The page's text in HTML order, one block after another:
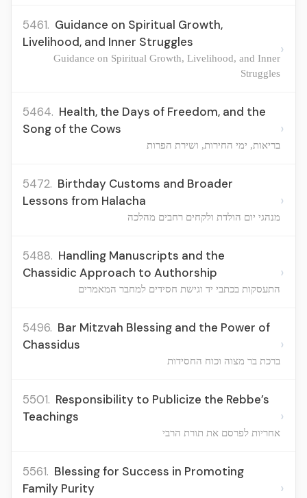
5461. Guidance on Spiritual Growth,
Livelihood, and Inner Struggles
Guidance on Spiritual Growth, Livelihood, and Inner
Struggles
›
5464. Health, the Days of Freedom, and the
Song of the Cows
בריאות, ימי החירות, ושירת הפרות
›
5472. Birthday Customs and Broader
Lessons from Halacha
מנהגי יום הולדת ולקחים רחבים מהלכה
›
5488. Handling Manuscripts and the
Chassidic Approach to Authorship
התעסקות בכתבי יד וגישת חסידים למחבר המאמרים
›
5496. Bar Mitzvah Blessing and the Power of
Chassidus
ברכת בר מצוה וכוח החסידות
›
5501. Responsibility to Publicize the Rebbe’s
Teachings
אחריות לפרסם את תורת הרבי
›
5561. Blessing for Success in Promoting
Family Purity
›